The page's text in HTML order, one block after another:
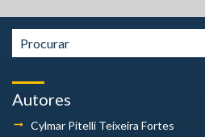
Autores
Cylmar Pitelli Teixeira Fortes